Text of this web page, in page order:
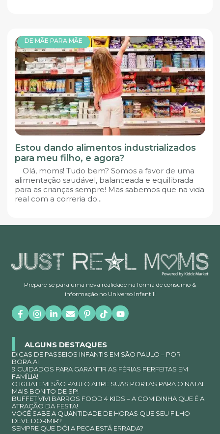
DE MÃE PARA MÃE
Estou dando alimentos industrializados
para meu filho, e agora?
Olá, moms! Tudo bem? Somos a favor de uma
alimentação saudável, balanceada e equilibrada
para as crianças sempre! Mas sabemos que na vida
real com a correria do...
Prepare-se para uma nova realidade na forma de consumo &
informação no Universo Infantil!
ALGUNS DESTAQUES
DICAS DE PASSEIOS INFANTIS EM SÃO PAULO – POR
BORA.AI
9 CUIDADOS PARA GARANTIR AS FÉRIAS PERFEITAS EM
FAMÍLIA!
O IGUATEMI SÃO PAULO ABRE SUAS PORTAS PARA O NATAL
MAIS BONITO DE SP!
BUFFET VIVI BARROS FOOD 4 KIDS – A COMIDINHA QUE É A
ATRAÇÃO DA FESTA!
VOCÊ SABE A QUANTIDADE DE HORAS QUE SEU FILHO
DEVE DORMIR?
SEMPRE QUE DÓI A PEGA ESTÁ ERRADA?